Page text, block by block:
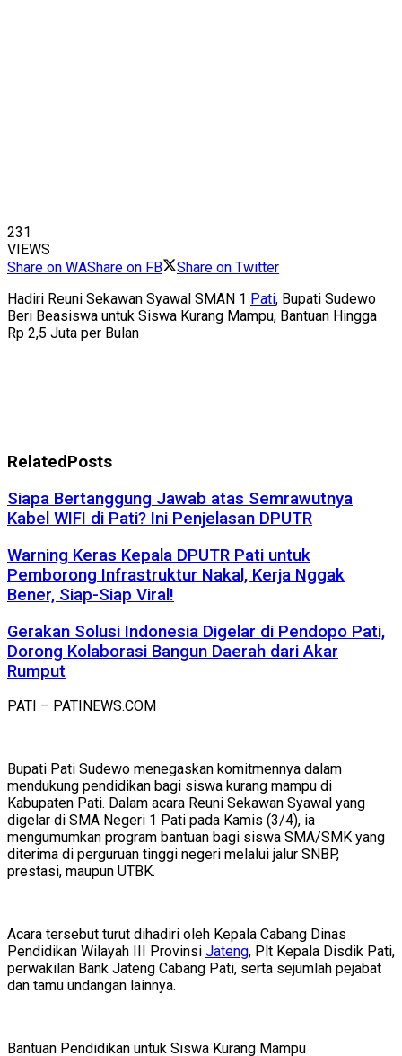
231
VIEWS
Share on WAShare on FB
Share on Twitter
Hadiri Reuni Sekawan Syawal SMAN 1 Pati, Bupati Sudewo
Beri Beasiswa untuk Siswa Kurang Mampu, Bantuan Hingga
Rp 2,5 Juta per Bulan
RelatedPosts
Siapa Bertanggung Jawab atas Semrawutnya
Kabel WIFI di Pati? Ini Penjelasan DPUTR
Warning Keras Kepala DPUTR Pati untuk
Pemborong Infrastruktur Nakal, Kerja Nggak
Bener, Siap-Siap Viral!
Gerakan Solusi Indonesia Digelar di Pendopo Pati,
Dorong Kolaborasi Bangun Daerah dari Akar
Rumput
PATI – PATINEWS.COM
Bupati Pati Sudewo menegaskan komitmennya dalam
mendukung pendidikan bagi siswa kurang mampu di
Kabupaten Pati. Dalam acara Reuni Sekawan Syawal yang
digelar di SMA Negeri 1 Pati pada Kamis (3/4), ia
mengumumkan program bantuan bagi siswa SMA/SMK yang
diterima di perguruan tinggi negeri melalui jalur SNBP,
prestasi, maupun UTBK.
Acara tersebut turut dihadiri oleh Kepala Cabang Dinas
Pendidikan Wilayah III Provinsi Jateng, Plt Kepala Disdik Pati,
perwakilan Bank Jateng Cabang Pati, serta sejumlah pejabat
dan tamu undangan lainnya.
Bantuan Pendidikan untuk Siswa Kurang Mampu